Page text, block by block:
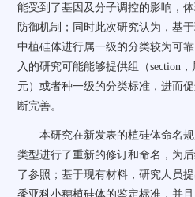
能受到了基因及分子调控的影响，
防御机制；同时此次研究认为，基
中植硅体进行属一级的分类较为可
入的研究可能能够提供组（section
元）或者种一级的分类标准，进而
断完善。
本研究在新发表的植硅体命名
类型进行了重新的修订和命名，为
了参照；基于现有材料，研究人员
黍亚科小穗植硅体的鉴定标准，并